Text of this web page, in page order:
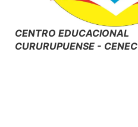
CENTRO EDUCACIONAL
CURURUPUENSE - CENEC